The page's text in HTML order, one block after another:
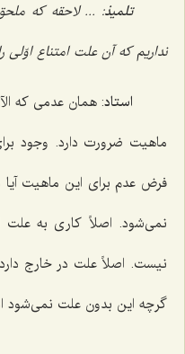
تلمیذ: ... لاحقه که
نداریم که آن علت امتناع اوّلی
استاد: همان عدمی که
ماهیت ضرورت دارد. وجود
فرض عدم برای این ماهیت آیا
نمی‌شود. اصلاً کاری به
نیست. اصلاً علت در خارج
گرچه این بدون علت نمی‌شود